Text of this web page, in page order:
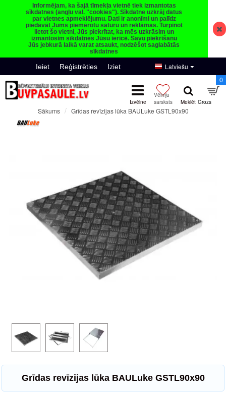
Informējam, ka šajā tīmekļa vietnē tiek izmantotas
sīkdatnes (angļu val. "cookies"). Sīkdatne uzkrāj datus
par vietnes apmeklējumu. Dati ir anonīmi un palīdz
piedāvāt Jums piemērotu saturu un reklāmas. Turpinot
lietot šo vietni, Jūs piekrītat, ka mēs uzkrāsim un
izmantosim sīkdatnes Jūsu ierīcē. Savu piekrišanu
Jūs jebkurā laikā varat atsaukt, nodzēšot saglabātās
sīkdatnes
Ieiet Reģistrēties Iziet Latviešu
0
Sākums Grīdas revīzijas lūka BAULuke GSTL90x90
Grīdas revīzijas lūka BAULuke GSTL90x90